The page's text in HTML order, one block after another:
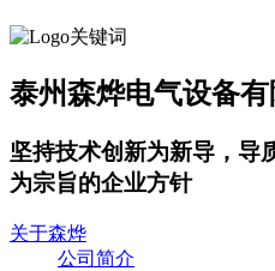
泰州森烨电气设备有
坚持技术创新为新导，导
为宗旨的企业方针
关于森烨
公司简介